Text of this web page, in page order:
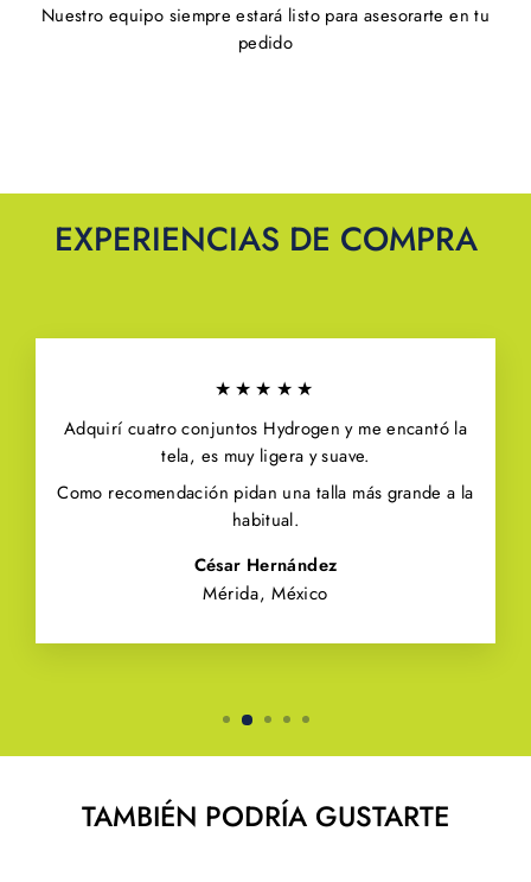
Nuestro equipo siempre estará listo para asesorarte en tu
pedido
EXPERIENCIAS DE COMPRA
★★★★★
Adquirí cuatro conjuntos Hydrogen y me encantó la
tela, es muy ligera y suave.
Como recomendación pidan una talla más grande a la
habitual.
César Hernández
Mérida, México
TAMBIÉN PODRÍA GUSTARTE